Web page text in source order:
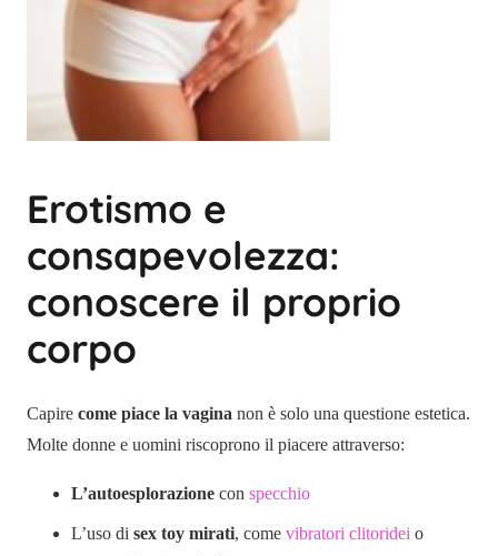
Erotismo e
consapevolezza:
conoscere il proprio
corpo
Capire come piace la vagina non è solo una questione estetica.
Molte donne e uomini riscoprono il piacere attraverso:
L’autoesplorazione con specchio
L’uso di sex toy mirati, come vibratori clitoridei o